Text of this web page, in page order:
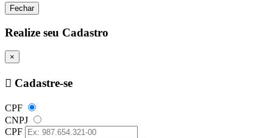
Fechar
Realize seu Cadastro
×
Cadastre-se
CPF
CNPJ
CPF